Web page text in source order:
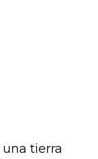
tierra